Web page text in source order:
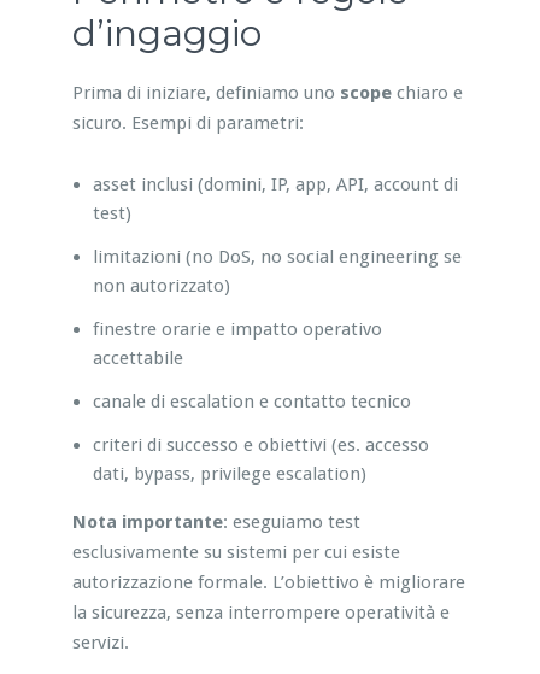
d’ingaggio
Prima di iniziare, definiamo uno scopechiaro e
sicuro. Esempi di parametri:
asset inclusi (domini, IP, app, API, account di
test)
limitazioni (no DoS, no social engineering se
non autorizzato)
finestre orarie e impatto operativo
accettabile
canale di escalation e contatto tecnico
criteri di successo e obiettivi (es. accesso
dati, bypass, privilege escalation)
Nota importante: eseguiamo test
esclusivamente su sistemi per cui esiste
autorizzazione formale. L’obiettivo è migliorare
la sicurezza, senza interrompere operatività e
servizi.